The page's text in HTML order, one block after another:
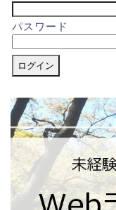
パスワード